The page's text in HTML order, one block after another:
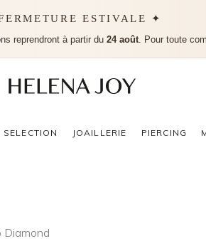
ESTIVALE ✦
reprendront à partir du 24 août. Pour toute
JOAILLERIE PIERCING
Diamond